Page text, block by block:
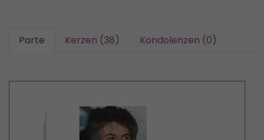
Parte Kerzen (38) Kondolenzen (0)